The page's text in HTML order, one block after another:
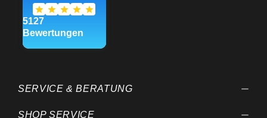
SERVICE & BERATUNG
SHOP SERVICE